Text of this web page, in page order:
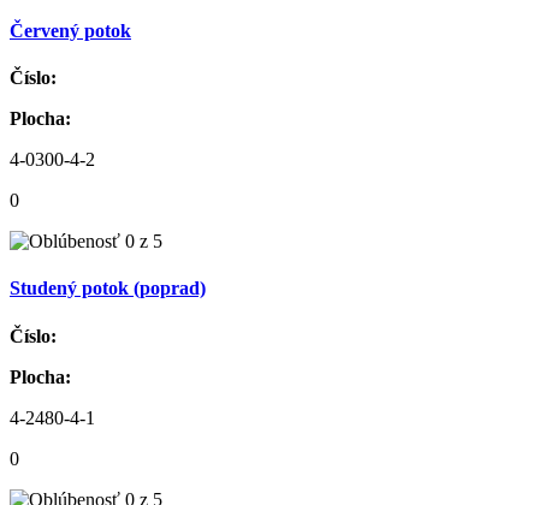
Červený potok
Číslo:
Plocha:
4-0300-4-2
0
Studený potok (poprad)
Číslo:
Plocha:
4-2480-4-1
0